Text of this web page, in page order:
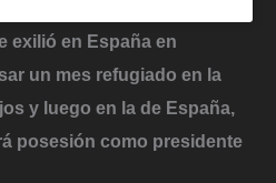
exilió en España en
un mes refugiado en la
y luego en la de España,
posesión como presidente